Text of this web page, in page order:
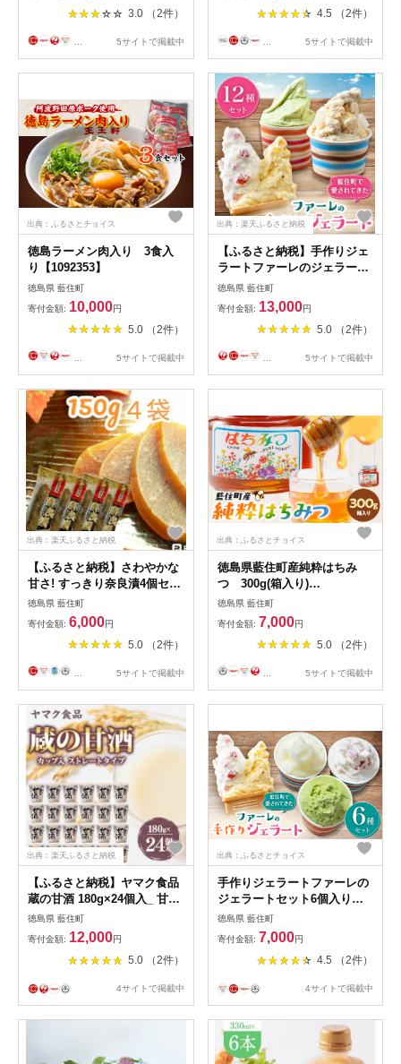
3.0 （2件）
5サイトで掲載中
4.5 （2件）
5サイトで掲載中
出典：ふるさとチョイス
徳島ラーメン肉入り 3食入
り【1092353】
徳島県 藍住町
寄付金額: 10,000円
5.0 （2件）
5サイトで掲載中
出典：楽天ふるさと納税
【ふるさと納税】手作りジェ
ラートファーレのジェラート
セット12個入り【配送不可地
域：離島】【1144678】
徳島県 藍住町
寄付金額: 13,000円
5.0 （2件）
5サイトで掲載中
出典：楽天ふるさと納税
【ふるさと納税】さわやかな
甘さ! すっきり奈良漬4個セッ
ト【1519541】
徳島県 藍住町
寄付金額: 6,000円
5.0 （2件）
5サイトで掲載中
出典：ふるさとチョイス
徳島県藍住町産純粋はちみ
つ 300g(箱入り)
【1133283】
徳島県 藍住町
寄付金額: 7,000円
5.0 （2件）
5サイトで掲載中
出典：楽天ふるさと納税
【ふるさと納税】ヤマク食品
蔵の甘酒 180g×24個入_ 甘酒
冷し甘酒 あま酒 ノンアルコ
ール ホット アイス ギフト 贈
答 ブドウ糖 発酵食品 健康 美
容 カップ入り ストレート セ
お取り寄せ 【1294731】
徳島県 藍住町
寄付金額: 12,000円
5.0 （2件）
4サイトで掲載中
出典：ふるさとチョイス
手作りジェラートファーレの
ジェラートセット6個入り
【1151594】
徳島県 藍住町
寄付金額: 7,000円
4.5 （2件）
4サイトで掲載中